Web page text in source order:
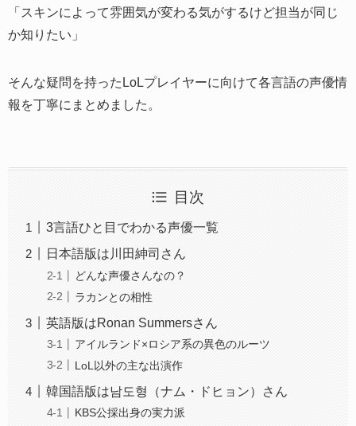
「スキンによって雰囲気が変わる気がするけど担当が同じ
か知りたい」
そんな疑問を持ったLoLプレイヤーに向けて各言語の声優情
報を丁寧にまとめました。
目次
3言語ひと目でわかる声優一覧
日本語版は川田紳司さん
どんな声優さんなの？
ラカンとの相性
英語版はRonan Summersさん
アイルランド×ロシア系の異色のルーツ
LoL以外の主な出演作
韓国語版は남도형（ナム・ドヒョン）さん
KBS公採出身の実力派